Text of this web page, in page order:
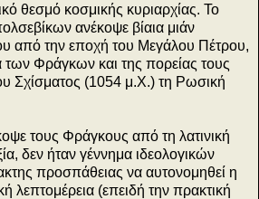
θεσμό κοσμικής κυριαρχίας. Το
ανέκοψε βίαια μιάν
από την εποχή του Μεγάλου Πέτρου,
των Φράγκων και της πορείας τους
Σχίσματος (1054 μ.Χ.) τη Ρωσική
τους Φράγκους από τη λατινική
δεν ήταν γέννημα ιδεολογικών
προσπάθειας να αυτονομηθεί η
λεπτομέρεια (επειδή την πρακτική